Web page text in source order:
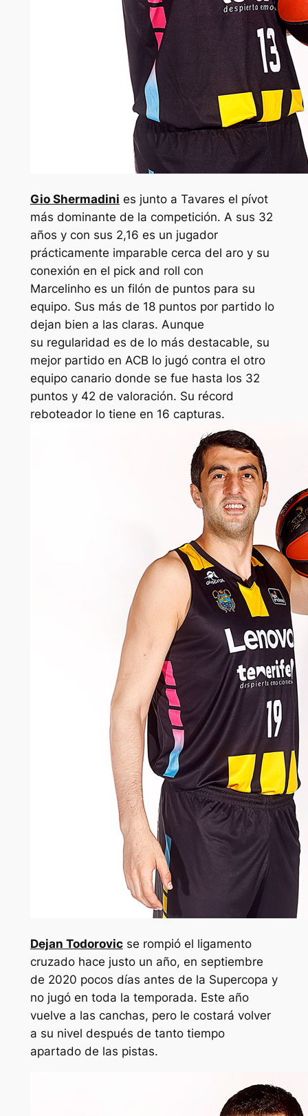
Gio Shermadini es junto a Tavares el pívot
más dominante de la competición. A sus 32
años y con sus 2,16 es un jugador
prácticamente imparable cerca del aro y su
conexión en el pick and roll con
Marcelinho es un filón de puntos para su
equipo. Sus más de 18 puntos por partido lo
dejan bien a las claras. Aunque
su regularidad es de lo más destacable, su
mejor partido en ACB lo jugó contra el otro
equipo canario donde se fue hasta los 32
puntos y 42 de valoración. Su récord
reboteador lo tiene en 16 capturas.
Dejan Todorovicse rompió el ligamento
cruzado hace justo un año, en septiembre
de 2020 pocos días antes de la Supercopa y
no jugó en toda la temporada. Este año
vuelve a las canchas, pero le costará volver
a su nivel después de tanto tiempo
apartado de las pistas.